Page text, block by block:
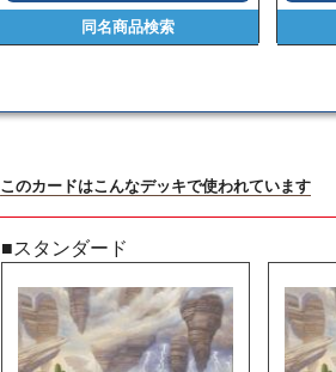
同名商品検索
このカードはこんなデッキで使われています
■スタンダード